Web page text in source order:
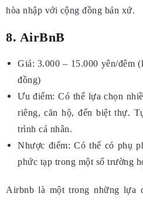
hòa nhập với cộng đồng bản xứ.
8. AirBnB
Giá: 3.000 – 15.000 yên/đêm
đồng)
Ưu điểm: Có thể lựa chọn
riêng, căn hộ, đến biệt thự.
trình cá nhân.
Nhược điểm: Có thể có phụ
phức tạp trong một số trường
Airbnb là một trong những lựa